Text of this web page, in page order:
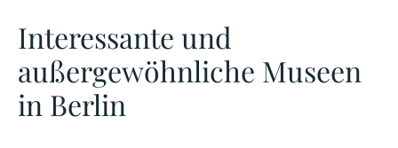
Interessante und
außergewöhnliche Museen
in Berlin